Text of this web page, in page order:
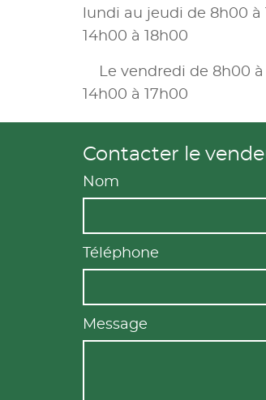
lundi au jeudi de 8h00 à
14h00 à 18h00
Le vendredi de 8h00 à
14h00 à 17h00
Contacter le
Nom
Téléphone
Message